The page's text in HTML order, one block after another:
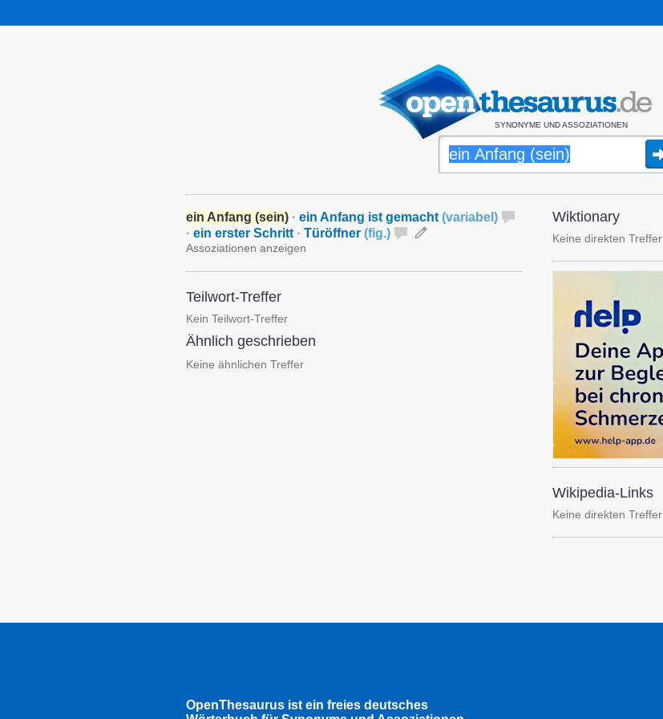
SYNONYME UND ASSOZIATIONEN
ein Anfang (sein) · ein Anfang ist gemacht (variabel )
· ein erster Schritt · Türöffner (fig.)
Assoziationen anzeigen
Teilwort-Treffer
Kein Teilwort-Treffer
Ähnlich geschrieben
Keine ähnlichen Treffer
Wiktionary
Keine direkten Treffer
Wikipedia-Links
Keine direkten Treffer
OpenThesaurus ist ein freies deutsches